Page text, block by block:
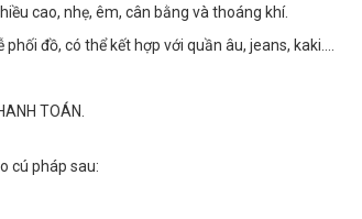
cao, nhẹ, êm, cân bằng và thoáng khí.
đồ, có thể kết hợp với quần âu, jeans, kaki….
TOÁN.
cú pháp sau: